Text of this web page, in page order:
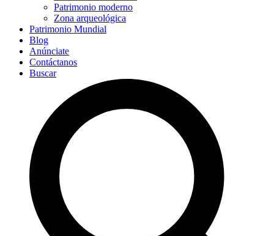
Patrimonio moderno
Zona arqueológica
Patrimonio Mundial
Blog
Anúnciate
Contáctanos
Buscar